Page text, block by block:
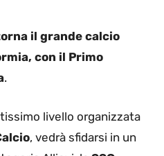
il grande calcio
con il Primo
.
livello organizzata
, vedrà sfidarsi in un